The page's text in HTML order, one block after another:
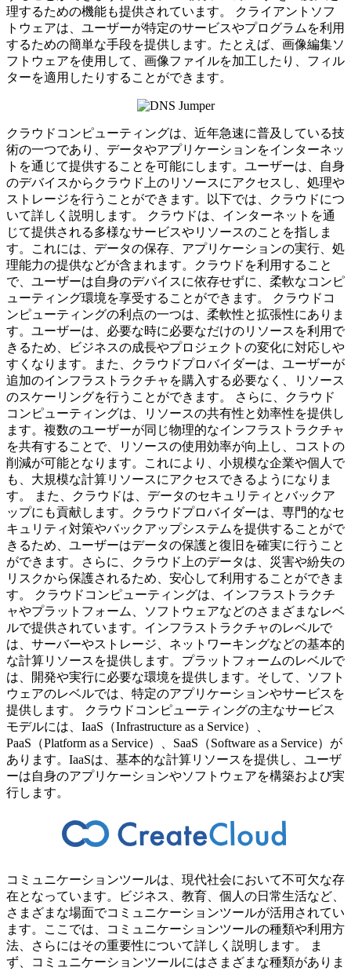
理するための機能も提供されています。 クライアントソフ
トウェアは、ユーザーが特定のサービスやプログラムを利用
するための簡単な手段を提供します。たとえば、画像編集ソ
フトウェアを使用して、画像ファイルを加工したり、フィル
ターを適用したりすることができます。
クラウドコンピューティングは、近年急速に普及している技
術の一つであり、データやアプリケーションをインターネッ
トを通じて提供することを可能にします。ユーザーは、自身
のデバイスからクラウド上のリソースにアクセスし、処理や
ストレージを行うことができます。以下では、クラウドにつ
いて詳しく説明します。 クラウドは、インターネットを通
じて提供される多様なサービスやリソースのことを指しま
す。これには、データの保存、アプリケーションの実行、処
理能力の提供などが含まれます。クラウドを利用すること
で、ユーザーは自身のデバイスに依存せずに、柔軟なコンピ
ューティング環境を享受することができます。 クラウドコ
ンピューティングの利点の一つは、柔軟性と拡張性にありま
す。ユーザーは、必要な時に必要なだけのリソースを利用で
きるため、ビジネスの成長やプロジェクトの変化に対応しや
すくなります。また、クラウドプロバイダーは、ユーザーが
追加のインフラストラクチャを購入する必要なく、リソース
のスケーリングを行うことができます。 さらに、クラウド
コンピューティングは、リソースの共有性と効率性を提供し
ます。複数のユーザーが同じ物理的なインフラストラクチャ
を共有することで、リソースの使用効率が向上し、コストの
削減が可能となります。これにより、小規模な企業や個人で
も、大規模な計算リソースにアクセスできるようになりま
す。 また、クラウドは、データのセキュリティとバックア
ップにも貢献します。クラウドプロバイダーは、専門的なセ
キュリティ対策やバックアップシステムを提供することがで
きるため、ユーザーはデータの保護と復旧を確実に行うこと
ができます。さらに、クラウド上のデータは、災害や紛失の
リスクから保護されるため、安心して利用することができま
す。 クラウドコンピューティングは、インフラストラクチ
ャやプラットフォーム、ソフトウェアなどのさまざまなレベ
ルで提供されています。インフラストラクチャのレベルで
は、サーバーやストレージ、ネットワーキングなどの基本的
な計算リソースを提供します。プラットフォームのレベルで
は、開発や実行に必要な環境を提供します。そして、ソフト
ウェアのレベルでは、特定のアプリケーションやサービスを
提供します。 クラウドコンピューティングの主なサービス
モデルには、IaaS（Infrastructure as a Service）、
PaaS（Platform as a Service）、SaaS（Software as a Service）が
あります。IaaSは、基本的な計算リソースを提供し、ユーザ
ーは自身のアプリケーションやソフトウェアを構築および実
行します。
コミュニケーションツールは、現代社会において不可欠な存
在となっています。ビジネス、教育、個人の日常生活など、
さまざまな場面でコミュニケーションツールが活用されてい
ます。ここでは、コミュニケーションツールの種類や利用方
法、さらにはその重要性について詳しく説明します。 ま
ず、コミュニケーションツールにはさまざまな種類がありま